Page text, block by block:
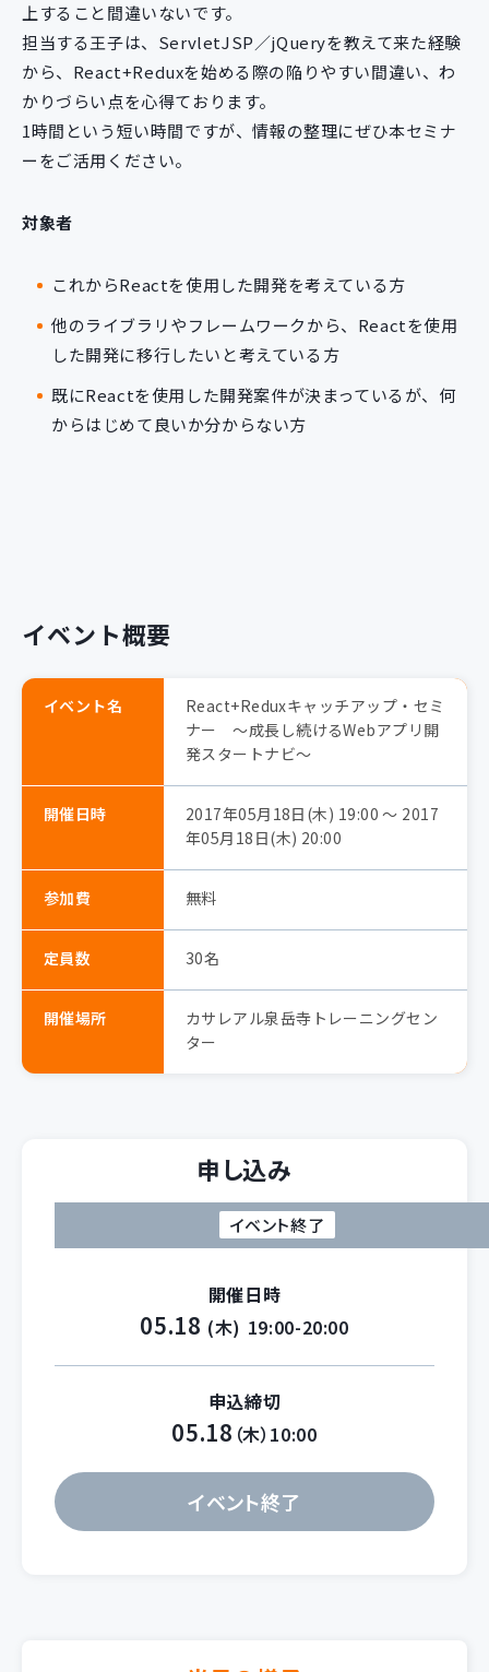
上すること間違いないです。
担当する王子は、ServletJSP／jQueryを教えて来た経験
から、React+Reduxを始める際の陥りやすい間違い、わ
かりづらい点を心得ております。
1時間という短い時間ですが、情報の整理にぜひ本セミナ
ーをご活用ください。
対象者
これからReactを使用した開発を考えている方
他のライブラリやフレームワークから、Reactを使用
した開発に移行したいと考えている方
既にReactを使用した開発案件が決まっているが、何
からはじめて良いか分からない方
イベント概要
イベント名
React+Reduxキャッチアップ・セミ
ナー ～成長し続けるWebアプリ開
発スタートナビ～
開催日時
2017年05月18日(木) 19:00 〜 2017
年05月18日(木) 20:00
参加費 無料
定員数 30名
開催場所
カサレアル泉岳寺トレーニングセン
ター
申し込み
イベント終了
開催日時
05.18 (木) 19:00-20:00
申込締切
05.18 （木）10:00
イベント終了